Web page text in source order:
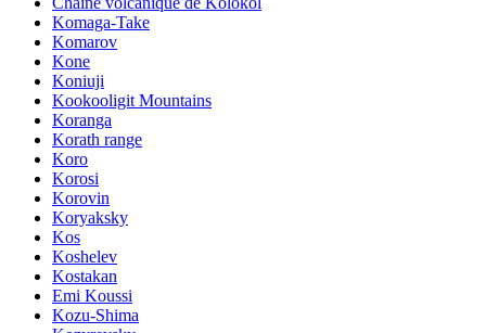
Komaga-Take
Komarov
Kone
Koniuji
Kookooligit Mountains
Koranga
Korath range
Koro
Korosi
Korovin
Koryaksky
Kos
Koshelev
Kostakan
Emi Koussi
Kozu-Shima